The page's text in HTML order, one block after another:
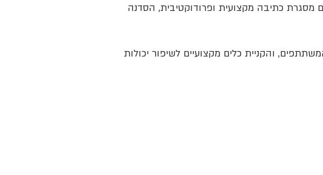
כתיבה מקצועית ופרודוקטיבית, הסדנה
והקניית כלים מקצועיים לשיפור יכולות